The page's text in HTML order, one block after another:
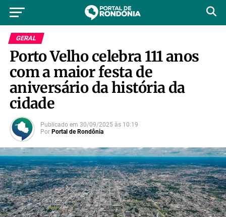
GERAL
Porto Velho celebra 111 anos
com a maior festa de
aniversário da história da
cidade
Publicado em 30/09/2025 às 10:19
Por Portal de Rondônia